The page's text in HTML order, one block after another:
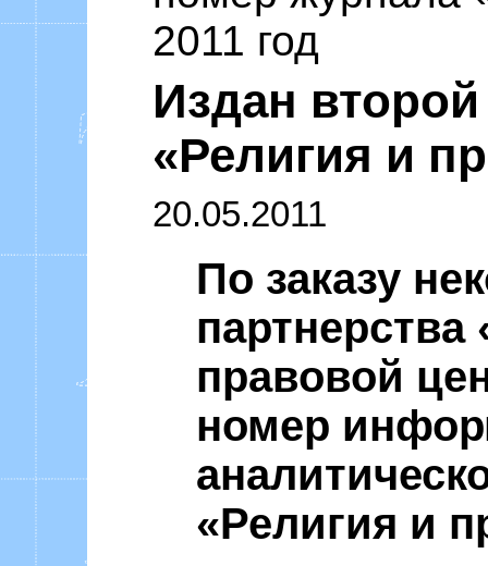
15.07.2014
Уоммака
2011 год
Издан
«Религия и
20.05.2011
По заказу
правовой
номер
«Религия и